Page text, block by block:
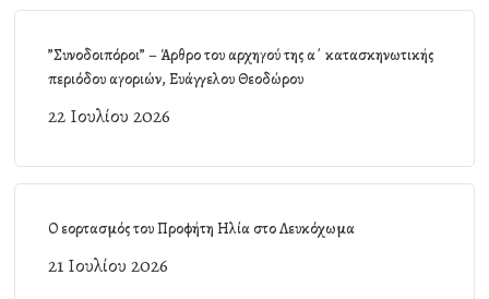
”Συνοδοιπόροι” – Άρθρο του αρχηγού της α΄ κατασκηνωτικής
περιόδου αγοριών, Ευάγγελου Θεοδώρου
22 Ιουλίου 2026
Ο εορτασμός του Προφήτη Ηλία στο Λευκόχωμα
21 Ιουλίου 2026